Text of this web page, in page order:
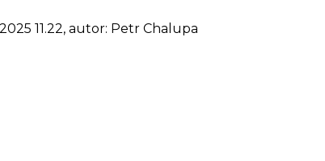
11.22, autor: Petr Chalupa